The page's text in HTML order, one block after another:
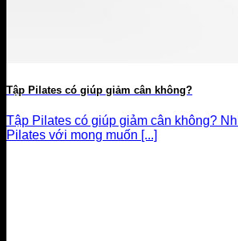
Tập Pilates có giúp giảm cân không?
Tập Pilates có giúp giảm cân không?
Pilates với mong muốn [...]